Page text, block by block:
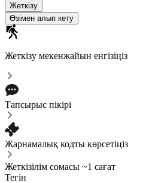
Жеткізу
Өзімен алып кету
Жеткізу мекенжайын енгізіңіз
Тапсырыс пікірі
Жарнамалық кодты көрсетіңіз
Жеткізілім сомасы ~1 сағат
Тегін